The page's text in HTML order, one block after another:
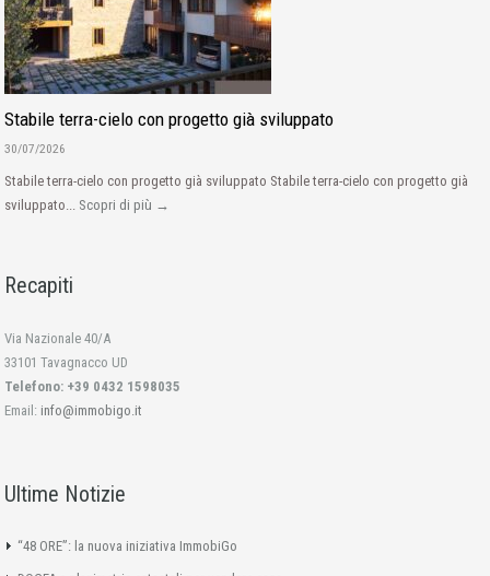
Stabile terra-cielo con progetto già sviluppato
30/07/2026
Stabile terra-cielo con progetto già sviluppato Stabile terra-cielo con progetto già
sviluppato... Scopri di più →
Recapiti
Via Nazionale 40/A
33101 Tavagnacco UD
Telefono: +39 0432 1598035
Email: info@immobigo.it
Ultime Notizie
“48 ORE”: la nuova iniziativa ImmobiGo